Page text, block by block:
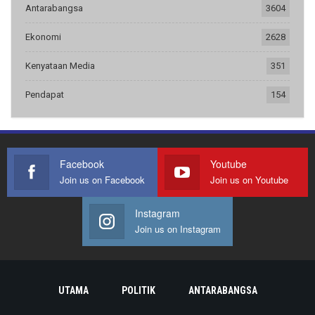
Antarabangsa 3604
Ekonomi 2628
Kenyataan Media 351
Pendapat 154
Facebook
Join us on Facebook
Youtube
Join us on Youtube
Instagram
Join us on Instagram
UTAMA POLITIK ANTARABANGSA